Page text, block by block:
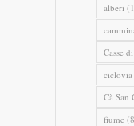
alberi
Casse
ciclovia
Cà San
fiume